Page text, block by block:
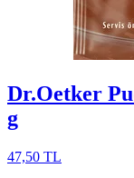
Dr.Oetker
g
47,50 TL